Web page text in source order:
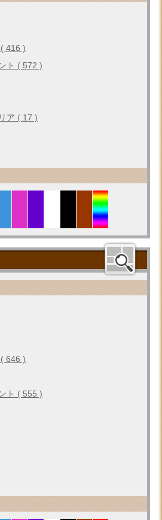
416 )
ト ( 572 )
ア ( 17 )
646 )
ト ( 555 )